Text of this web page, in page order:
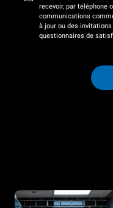
recevoir, par téléphone
communications
à jour ou des
questionnaires de